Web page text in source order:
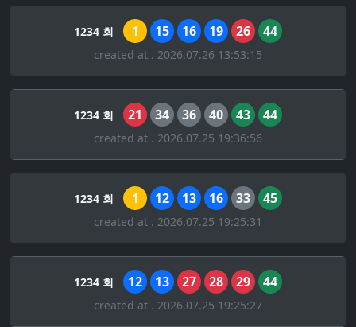
1234 회 1 15 16 19 26 44
created at . 2026.07.26 13:53:15
1234 회 21 34 36 40 43 44
created at . 2026.07.25 19:36:56
1234 회 1 12 13 16 33 45
created at . 2026.07.25 19:25:31
1234 회 12 13 27 28 29 44
created at . 2026.07.25 19:25:27